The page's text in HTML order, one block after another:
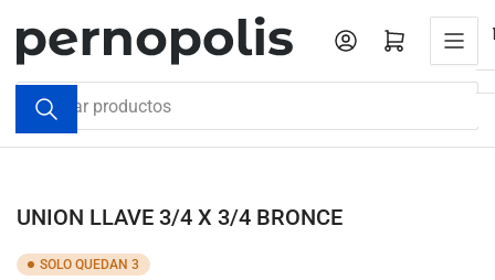
contenido
Buscar
productos
Iniciar sesiónAbrir cesta pequeña
UNION LLAVE 3/4 X 3/4 BRONCE
SOLO QUEDAN 3